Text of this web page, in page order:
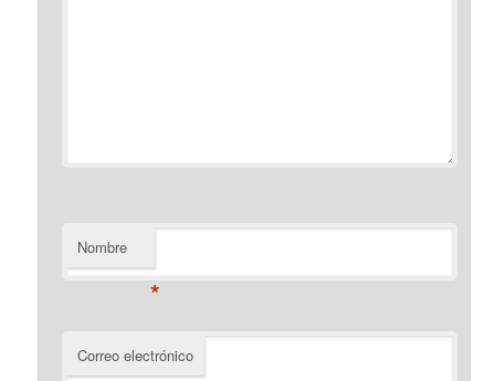
Nombre
*
Correo electrónico